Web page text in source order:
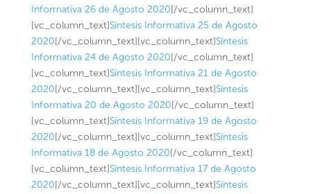
Informativa 26 de Agosto 2020[/vc_column_text]
[vc_column_text]Síntesis Informativa 25 de Agosto
2020[/vc_column_text][vc_column_text]Síntesis
Informativa 24 de Agosto 2020[/vc_column_text]
[vc_column_text]Síntesis Informativa 21 de Agosto
2020[/vc_column_text][vc_column_text]Síntesis
Informativa 20 de Agosto 2020[/vc_column_text]
[vc_column_text]Síntesis Informativa 19 de Agosto
2020[/vc_column_text][vc_column_text]Síntesis
Informativa 18 de Agosto 2020[/vc_column_text]
[vc_column_text]Síntesis Informativa 17 de Agosto
2020[/vc_column_text][vc_column_text]Síntesis